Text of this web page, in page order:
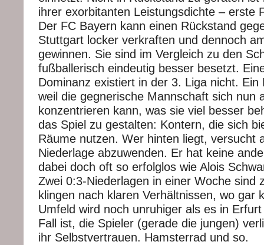
ihrer exorbitanten Leistungsdichte – erste
Der FC Bayern kann einen Rückstand
Stuttgart locker verkraften und dennoch
gewinnen. Sie sind im Vergleich zu den
fußballerisch eindeutig besser besetzt.
Dominanz existiert in der 3. Liga nicht. Ein
weil die gegnerische Mannschaft sich nun
konzentrieren kann, was sie viel besser
das Spiel zu gestalten: Kontern, die sich
Räume nutzen. Wer hinten liegt, versucht
Niederlage abzuwenden. Er hat keine
dabei doch oft so erfolglos wie Alois
Zwei 0:3-Niederlagen in einer Woche sind
klingen nach klaren Verhältnissen, wo gar
Umfeld wird noch unruhiger als es in
Fall ist, die Spieler (gerade die jungen)
ihr Selbstvertrauen. Hamsterrad und so.